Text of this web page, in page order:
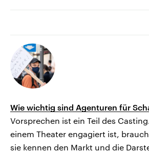
Wie wichtig sind Agenturen für
Vorsprechen ist ein Teil des
einem Theater engagiert ist,
sie kennen den Markt und die